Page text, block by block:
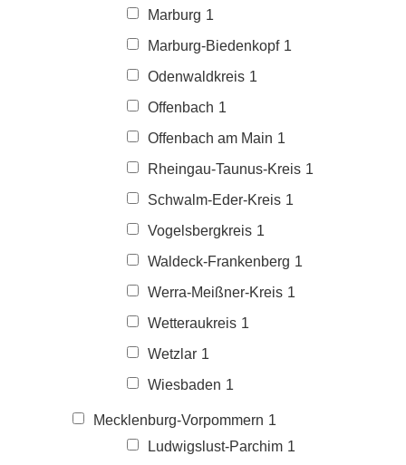
Marburg 1
Marburg-Biedenkopf 1
Odenwaldkreis 1
Offenbach 1
Offenbach am Main 1
Rheingau-Taunus-Kreis 1
Schwalm-Eder-Kreis 1
Vogelsbergkreis 1
Waldeck-Frankenberg 1
Werra-Meißner-Kreis 1
Wetteraukreis 1
Wetzlar 1
Wiesbaden 1
Mecklenburg-Vorpommern 1
Ludwigslust-Parchim 1